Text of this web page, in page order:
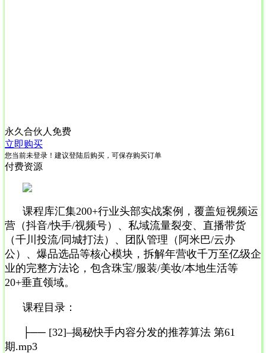
永久合伙人 免费
立即购买
您当前未登录！建议登陆后购买，可保存购买订单
付费资源
课程库汇集200+行业头部实战案例，覆盖短视频运
营（抖音/快手/视频号）、私域流量裂变、直播带货
（千川投流/同城打法）、团队管理（阿米巴/云办
公）、爆品选品等核心模块，拆解年营收千万至亿级企
业的完整方法论，包含珠宝/服装/美妆/本地生活等
20+垂直领域。
课程目录：
├── [32]–揭秘快手内容分发的推荐算法 第61
期.mp3